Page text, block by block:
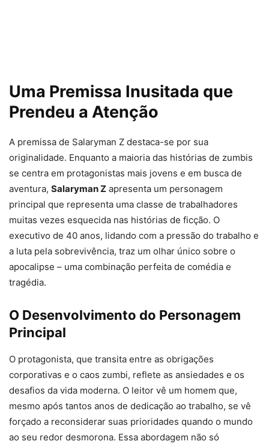
Uma Premissa Inusitada que
Prendeu a Atenção
A premissa de Salaryman Z destaca-se por sua
originalidade. Enquanto a maioria das histórias de zumbis
se centra em protagonistas mais jovens e em busca de
aventura, Salaryman Z apresenta um personagem
principal que representa uma classe de trabalhadores
muitas vezes esquecida nas histórias de ficção. O
executivo de 40 anos, lidando com a pressão do trabalho e
a luta pela sobrevivência, traz um olhar único sobre o
apocalipse – uma combinação perfeita de comédia e
tragédia.
O Desenvolvimento do Personagem
Principal
O protagonista, que transita entre as obrigações
corporativas e o caos zumbi, reflete as ansiedades e os
desafios da vida moderna. O leitor vê um homem que,
mesmo após tantos anos de dedicação ao trabalho, se vê
forçado a reconsiderar suas prioridades quando o mundo
ao seu redor desmorona. Essa abordagem não só